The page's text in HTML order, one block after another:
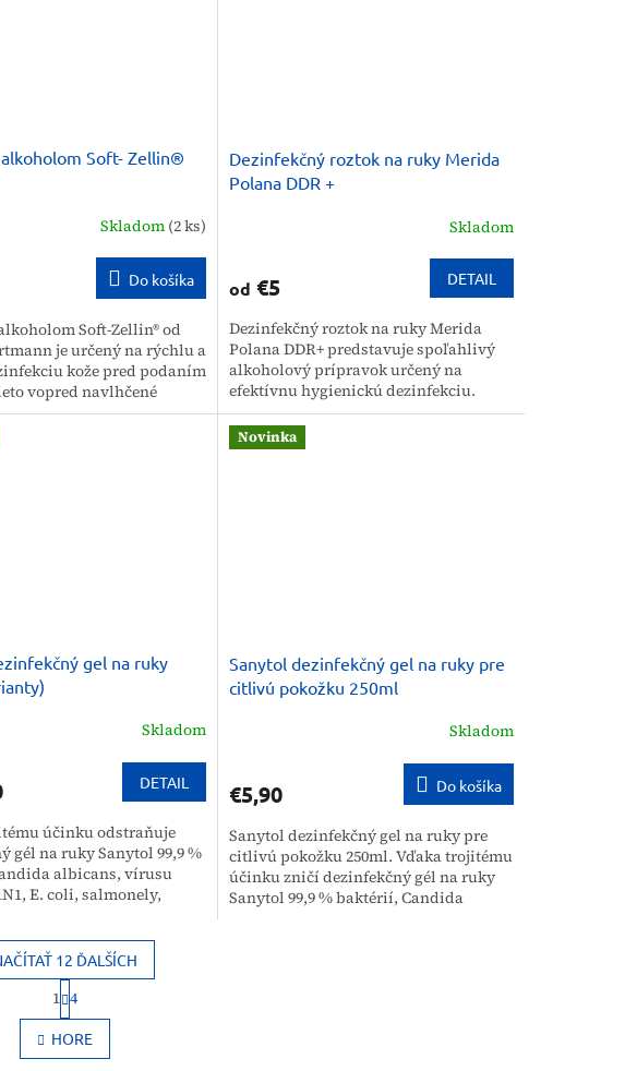
Soft- Zellin®
Skladom (2 ks)
Do košíka
Soft-Zellin® od
je určený na rýchlu a
kože pred podaním
vopred navlhčené
spoľahlivý...
Dezinfekčný roztok na ruky Merida
Polana DDR +
Skladom
od €5 DETAIL
Dezinfekčný roztok na ruky Merida
Polana DDR+ predstavuje spoľahlivý
alkoholový prípravok určený na
efektívnu hygienickú dezinfekciu.
Vďaka zloženiu s obsahom glycerínu je
tento...
gel na ruky
Skladom
DETAIL
účinku odstraňuje
gél na ruky Sanytol 99,9 %
albicans, vírusu
E. coli, salmonely,
Novinka
Sanytol dezinfekčný gel na ruky pre
citlivú pokožku 250ml
Skladom
€5,90 Do košíka
Sanytol dezinfekčný gel na ruky pre
citlivú pokožku 250ml. Vďaka trojitému
účinku zničí dezinfekčný gél na ruky
Sanytol 99,9 % baktérií, Candida
O
v
l
12 ĎALŠÍCH
S
t
r
á
n
1 4
HORE